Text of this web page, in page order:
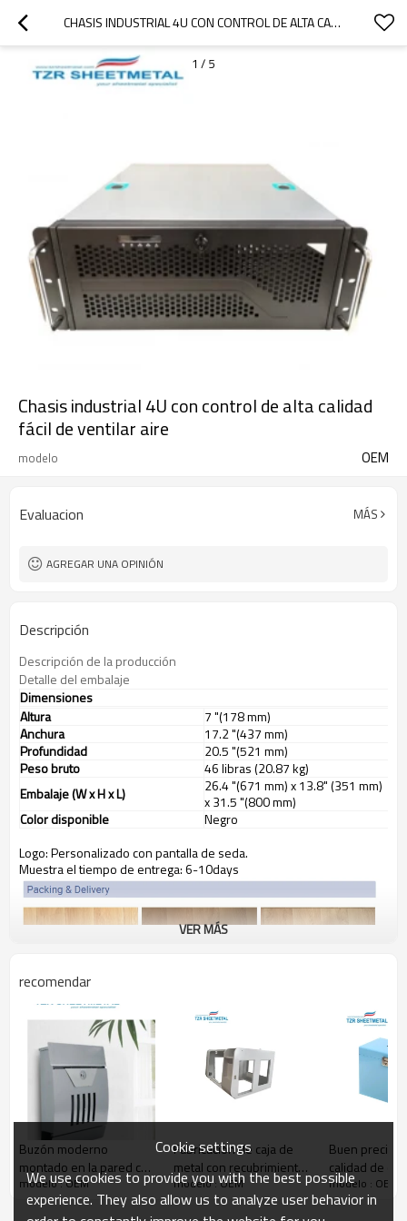
CHASIS INDUSTRIAL 4U CON CONTROL DE ALTA CALIDAD FÁCIL DE VENTILAR AIRE
1 / 5
Chasis industrial 4U con control de alta calidad
fácil de ventilar aire
modelo OEM
Evaluacion MÁS
AGREGAR UNA OPINIÓN
Descripción
Descripción de la producción
Detalle del embalaje
Dimensiones
Altura
7 "(178 mm)
Anchura
17.2 "(437 mm)
Profundidad
20.5 "(521 mm)
Peso bruto
46 libras (20.87 kg)
Embalaje (W x H x L)
26.4 "(671 mm) x 13.8" (351 mm)
x 31.5 "(800 mm)
Color disponible
Negro
Logo: Personalizado con pantalla de seda.
Muestra el tiempo de entrega: 6-10days
VER MÁS
recomendar
Buzón moderno
montado en la pared con
logotipo personalizado
modelo : OEM
Fabricación de caja de
metal con recubrimiento
en polvo personalizado
de una sola pieza para el
modelo : OEM
Buen precio
calidad de
metálica
con servicio a
modelo : OEM
Cookie settings
We use cookies to provide you with the best possible
experience. They also allow us to analyze user behavior in